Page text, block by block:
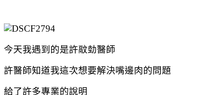
今天我遇到的是許䰚勎醫師
許醫師知道我這次想要解決嘴邊肉的問題
給了許多專業的說明